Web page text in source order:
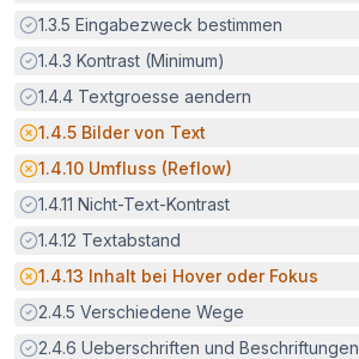
Erfüllt:
1.3.5 Eingabezweck bestimmen
Erfüllt:
1.4.3 Kontrast (Minimum)
Erfüllt:
1.4.4 Textgroesse aendern
Potenzielle Barriere:
1.4.5 Bilder von Text
Potenzielle Barriere:
1.4.10 Umfluss (Reflow)
Erfüllt:
1.4.11 Nicht-Text-Kontrast
Erfüllt:
1.4.12 Textabstand
Potenzielle Barriere:
1.4.13 Inhalt bei Hover oder Fokus
Erfüllt:
2.4.5 Verschiedene Wege
Erfüllt:
2.4.6 Ueberschriften und Beschriftungen